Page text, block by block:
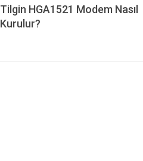
Tilgin HGA1521 Modem Nasıl
Kurulur?